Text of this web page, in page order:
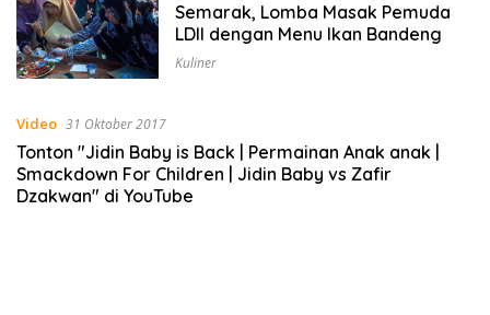
Semarak, Lomba Masak Pemuda
LDII dengan Menu Ikan Bandeng
Kuliner
Video 31 Oktober 2017
Tonton "Jidin Baby is Back | Permainan Anak anak |
Smackdown For Children | Jidin Baby vs Zafir
Dzakwan" di YouTube